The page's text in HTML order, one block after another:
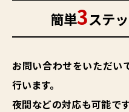
簡単3ステ
お問い合わせをいただい
行います。
夜間などの対応も可能で